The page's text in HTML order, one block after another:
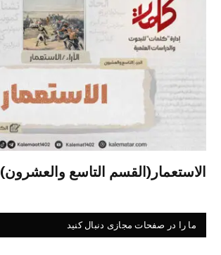
الاستعمار(القسم التاسع والعشرون)
ما را در صفحات مجازی دنبال کنید